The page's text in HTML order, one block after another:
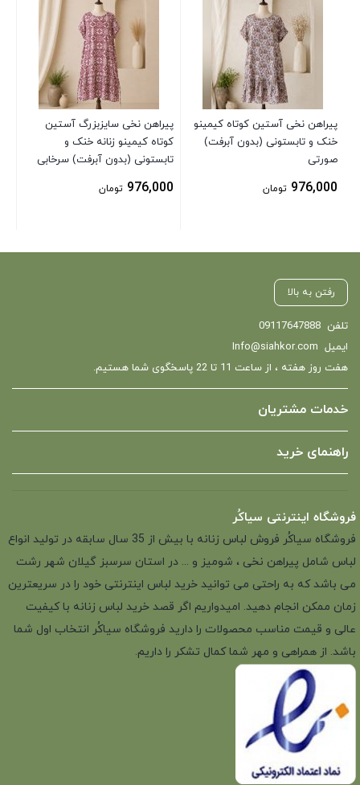
پیراهن نخی آستین کوتاه کیمینو
خنک و تابستونی (بدون آبرفت)
صورتی
976,000 تومان
پیراهن نخی سایزبزرگ آستین
کوتاه کیمینو زنانه خنک و
تابستونی (بدون آبرفت) سرخابی
976,000 تومان
رفتن به بالا
تلفن 09117647888
ایمیل Info@siahkor.com
هفت روز هفته ، از ساعت 11 تا 22 پاسخگوی شما هستیم.
خدمات مشتریان
راهنمای خرید
فروشگاه اینترنتی سیاکُر
فروشگاه سیاکُر فروش لباس زنانه با بیش از 35 سال سابقه در تولید انواع
لباس شامل پیراهن نخی ، شومیز و ... در استان سرسبز گیلان شهر رشت
می باشد که به راحتی می توانید خرید لباس اینترنتی خود را در سریعترین
زمان ممکن انجام دهید. امیدواریم اگر قصد خرید لباس زنانه با کیفیت
عالی و قیمت مناسب محصولات را دارید فروشگاه سیاکُر انتخاب اول شما
باشد. از همراهی و مهر شما کمال تشکر را داریم.